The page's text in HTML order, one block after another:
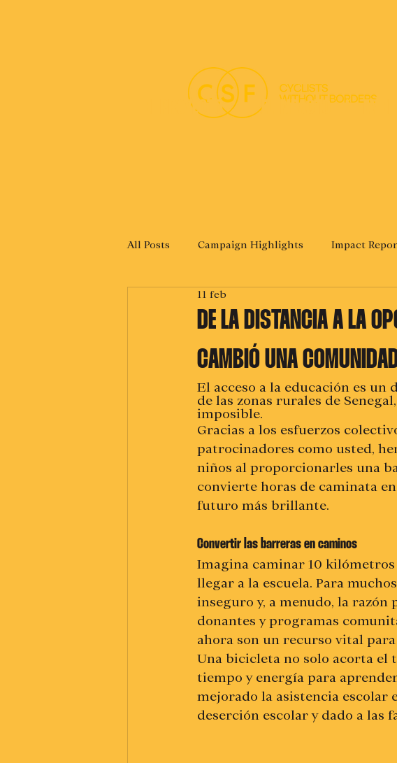
EL PROYECTO EL IMPACTO EN
All Posts Campaign Highlights Impact
DE LA DISTANCIA A LA
CAMBIÓ UNA
11 feb
El acceso a la educación es
de las zonas rurales de
imposible.
Gracias a los esfuerzos
patrocinadores como usted,
niños al proporcionarles una
convierte horas de caminata
futuro más brillante.
Convertir las barreras en caminos
Imagina caminar 10
llegar a la escuela. Para
inseguro y, a menudo, la razón
donantes y programas
ahora son un recurso vital
Una bicicleta no solo acorta el
tiempo y energía para
mejorado la asistencia escolar
deserción escolar y dado a las